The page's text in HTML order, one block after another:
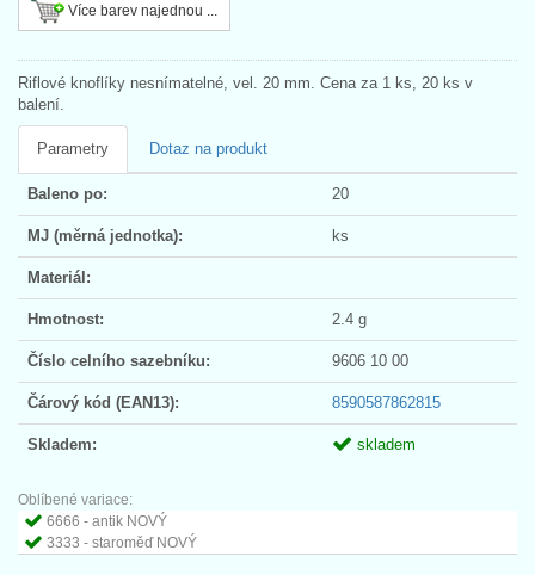
Více barev najednou ...
Riflové knoflíky nesnímatelné, vel. 20 mm. Cena za 1 ks, 20 ks v
balení.
Parametry Dotaz na produkt
Baleno po: 20
MJ (měrná jednotka): ks
Materiál:
Hmotnost: 2.4 g
Číslo celního sazebníku: 9606 10 00
Čárový kód (EAN13): 8590587862815
Skladem: skladem
Oblíbené variace:
6666 - antik NOVÝ
3333 - staroměď NOVÝ